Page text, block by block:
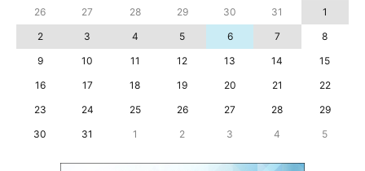
26 27 28 29 30 31
1
2
3 4 5 6 7
8
9
10 11 12 13 14
15
16
17 18 19 20 21
22
23
24 25 26 27 28
29
30
31 1 2 3 4 5